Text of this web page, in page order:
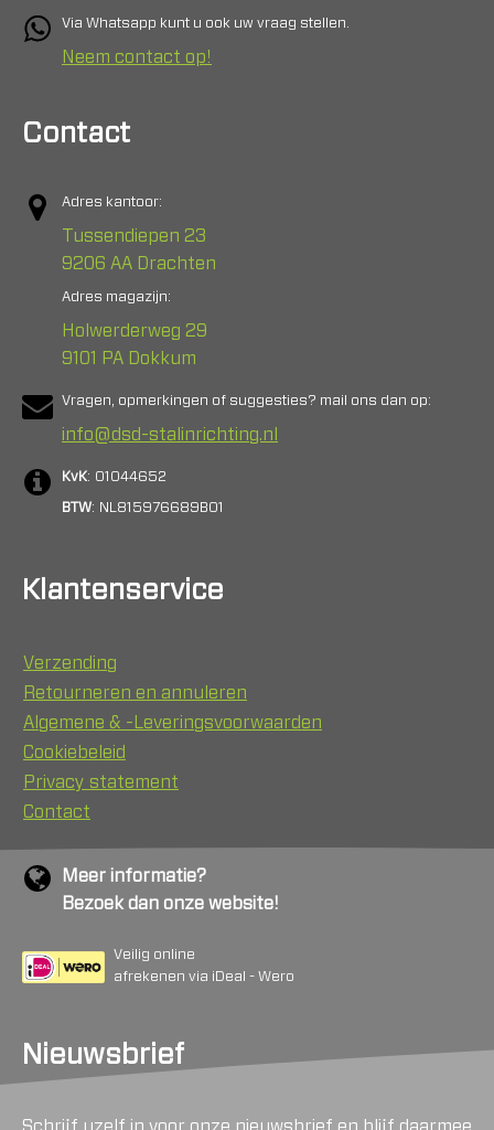
Via Whatsapp kunt u ook uw vraag stellen.
Neem contact op!
Contact
Adres kantoor:
Tussendiepen 23
9206 AA Drachten
Adres magazijn:
Holwerderweg 29
9101 PA Dokkum
Vragen, opmerkingen of suggesties? mail ons dan op:
info@dsd-stalinrichting.nl
KvK: 01044652
BTW: NL815976689B01
Klantenservice
Verzending
Retourneren en annuleren
Algemene & -Leveringsvoorwaarden
Cookiebeleid
Privacy statement
Contact
Meer informatie?
Bezoek dan onze website!
Veilig online
afrekenen via iDeal - Wero
Nieuwsbrief